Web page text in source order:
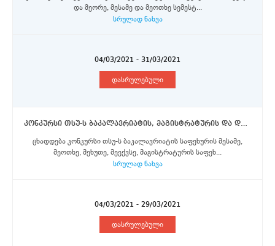
და მეორე, მესამე და მეოთხე სემესტ...
სრულად ნახვა
04/03/2021 - 31/03/2021
დასრულებული
კონკურსი თსუ-ს ბაკალავრიატის, მაგისტრატურის და დოქტორანტურის საფეხურის სტუდენტებისთვის ვენეციის კა’ფოსკარის უნივერსიტეტში ევროკომისიის მიერ დაფინანსებული ერაზმუს+ პროგრამის სტიპენდიების მოსაპოვებლად
ცხადდება კონკურსი თსუ-ს ბაკალავრიატის საფეხურის მესამე,
მეოთხე, მეხუთე, მეექვსე, მაგისტრატურის საფეხ...
სრულად ნახვა
04/03/2021 - 29/03/2021
დასრულებული